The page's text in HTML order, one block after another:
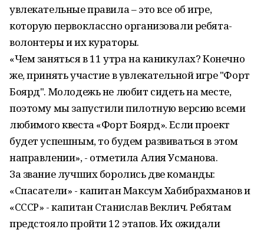
увлекательные правила – это все об игре,
которую первоклассно организовали ребята-
волонтеры и их кураторы.
«Чем заняться в 11 утра на каникулах? Конечно
же, принять участие в увлекательной игре "Форт
Боярд". Молодежь не любит сидеть на месте,
поэтому мы запустили пилотную версию всеми
любимого квеста «Форт Боярд». Если проект
будет успешным, то будем развиваться в этом
направлении», - отметила Алия Усманова.
За звание лучших боролись две команды:
«Спасатели» - капитан Максум Хабибрахманов и
«СССР» - капитан Станислав Веклич. Ребятам
предстояло пройти 12 этапов. Их ожидали